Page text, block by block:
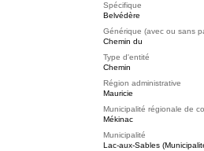
Spécifique
Belvédère
Générique (avec ou sans
Chemin du
Type d'entité
Chemin
Région administrative
Mauricie
Municipalité régionale de
Mékinac
Municipalité
Lac-aux-Sables